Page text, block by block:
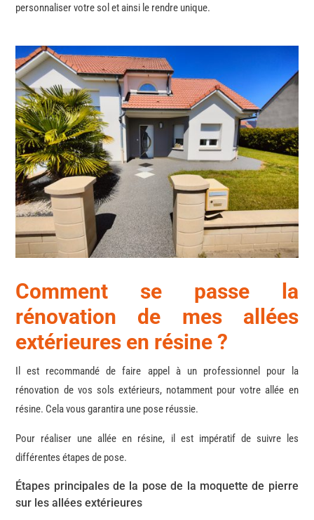
personnaliser votre sol et ainsi le rendre unique.
Comment se passe la
rénovation de mes allées
extérieures en résine ?
Il est recommandé de faire appel à un professionnel pour la
rénovation de vos sols extérieurs, notamment pour votre allée en
résine. Cela vous garantira une pose réussie.
Pour réaliser une allée en résine, il est impératif de suivre les
différentes étapes de pose.
Étapes principales de la pose de la moquette de pierre
sur les allées extérieures